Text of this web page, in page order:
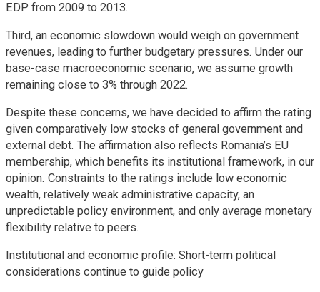
EDP from 2009 to 2013.
Third, an economic slowdown would weigh on government
revenues, leading to further budgetary pressures. Under our
base-case macroeconomic scenario, we assume growth
remaining close to 3% through 2022.
Despite these concerns, we have decided to affirm the rating
given comparatively low stocks of general government and
external debt. The affirmation also reflects Romania’s EU
membership, which benefits its institutional framework, in our
opinion. Constraints to the ratings include low economic
wealth, relatively weak administrative capacity, an
unpredictable policy environment, and only average monetary
flexibility relative to peers.
Institutional and economic profile: Short-term political
considerations continue to guide policy